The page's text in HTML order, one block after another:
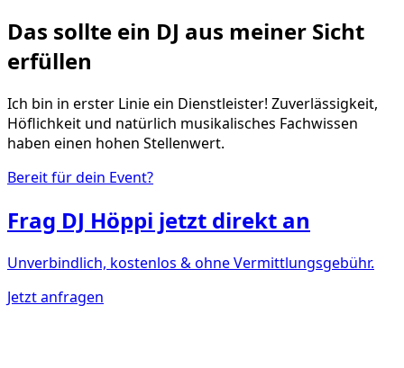
Das sollte ein DJ aus meiner Sicht
erfüllen
Ich bin in erster Linie ein Dienstleister! Zuverlässigkeit,
Höflichkeit und natürlich musikalisches Fachwissen
haben einen hohen Stellenwert.
Bereit für dein Event?
Frag DJ Höppi jetzt direkt an
Unverbindlich, kostenlos & ohne Vermittlungsgebühr.
Jetzt anfragen